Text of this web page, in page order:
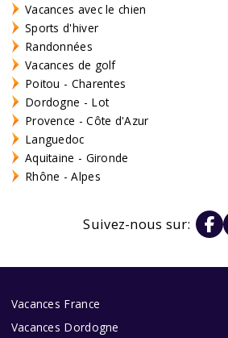
Vacances avec le chien
Sports d'hiver
Randonnées
Vacances de golf
Poitou - Charentes
Dordogne - Lot
Provence - Côte d'Azur
Languedoc
Aquitaine - Gironde
Rhône - Alpes
Suivez-nous sur:
Vacances France
Vacances Dordogne